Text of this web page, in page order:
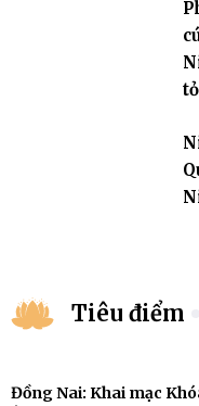
Tiêu điểm
Đồng Nai: Khai mạc